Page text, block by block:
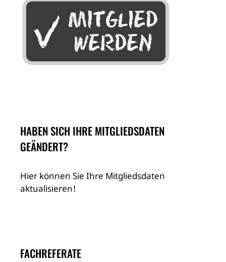
HABEN SICH IHRE MITGLIEDSDATEN
GEÄNDERT?
Hier können Sie Ihre Mitgliedsdaten
aktualisieren!
FACHREFERATE